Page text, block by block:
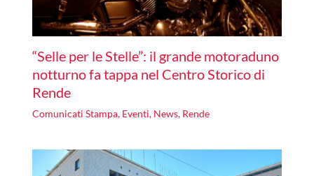
“Selle per le Stelle”: il grande motoraduno
notturno fa tappa nel Centro Storico di
Rende
Comunicati Stampa, Eventi, News, Rende